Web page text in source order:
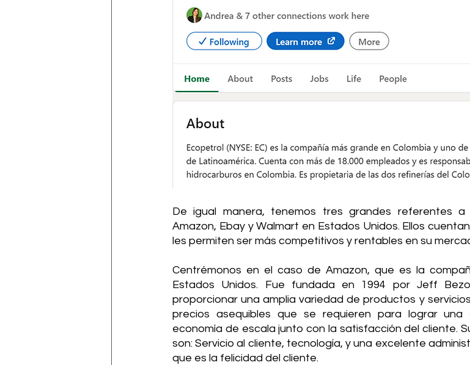
De igual manera, tenemos tres grandes referentes a
Amazon, Ebay y Walmart en Estados Unidos. Ellos
les permiten ser más competitivos y rentables en su
Centrémonos en el caso de Amazon, que es la
Estados Unidos. Fue fundada en 1994 por Jeff
proporcionar una amplia variedad de productos y
precios asequibles que se requieren para lograr
economía de escala junto con la satisfacción del cliente.
son: Servicio al cliente, tecnología, y una excelente
que es la felicidad del cliente.